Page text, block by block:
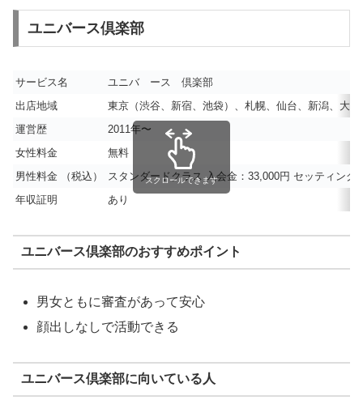
ユニバース倶楽部
サービス名
ユニバ ース 倶楽部
出店地域
東京（渋谷、新宿、池袋）、札幌、仙台、新潟、大
運営歴
2011年〜
女性料金
無料
男性料金 （税込）
スタンダードクラス入会金：33,000円 セッティン
年収証明
あり
スクロールできます
ユニバース倶楽部のおすすめポイント
男女ともに審査があって安心
顔出しなしで活動できる
ユニバース倶楽部に向いている人